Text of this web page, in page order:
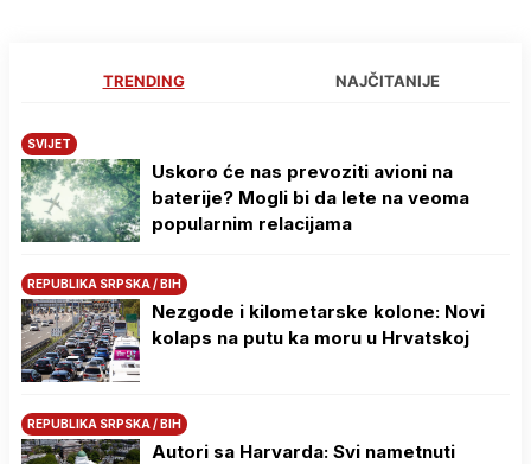
TRENDING NAJČITANIJE
SVIJET
Uskoro će nas prevoziti avioni na
baterije? Mogli bi da lete na veoma
popularnim relacijama
REPUBLIKA SRPSKA / BIH
Nezgode i kilometarske kolone: Novi
kolaps na putu ka moru u Hrvatskoj
REPUBLIKA SRPSKA / BIH
Autori sa Harvarda: Svi nametnuti